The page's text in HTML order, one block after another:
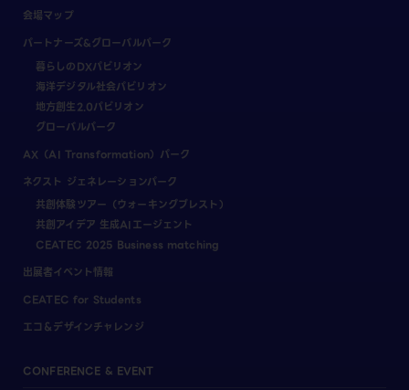
会場マップ
パートナーズ&グローバルパーク
暮らしのDXパビリオン
海洋デジタル社会パビリオン
地方創生2.0パビリオン
グローバルパーク
AX（AI Transformation）パーク
ネクスト ジェネレーションパーク
共創体験ツアー（ウォーキングブレスト）
共創アイデア 生成AIエージェント
CEATEC 2025 Business matching
出展者イベント情報
CEATEC for Students
エコ＆デザインチャレンジ
CONFERENCE & EVENT